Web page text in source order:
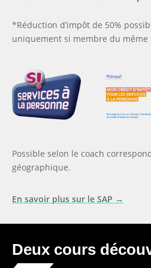
*Réduction d’impôt de 50%
uniquement si membre du même
Possible selon le coach
géographique.
En savoir plus sur le SAP →
Deux cours